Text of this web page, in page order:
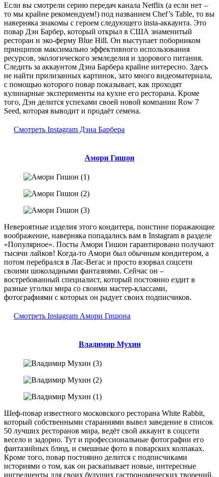
Если вы смотрели серию передач канала Netflix (а если нет –
то мы крайне рекомендуем!) под названием Chef’s Table, то вы
наверняка знакомы с героем следующего insta-аккаунта. Это
повар Дэн Барбер, который открыл в США знаменитый
ресторан и эко-ферму Blue Hill. Он выступает поборником
принципов максимально эффективного использования
ресурсов, экологического земледелия и здорового питания.
Следить за аккаунтом Дэна Барбера крайне интересно. Здесь
не найти прилизанных картинок, зато много видеоматериала,
с помощью которого повар показывает, как проходят
кулинарные эксперименты на кухне его ресторана. Кроме
того, Дэн делится успехами своей новой компании Row 7
Seed, которая выводит и продаёт семена.
Смотреть Instagram Дэна Барбера
Амори Гишон
Невероятные изделия этого кондитера, поистине поражающие
воображение, наверняка попадались вам в Instagram в разделе
«Популярное». Посты Амори Гишон гарантировано получают
тысячи лайков! Когда-то Амори был обычным кондитером, а
потом перебрался в Лас-Вегас и просто взорвал соцсети
своими шоколадными фантазиями. Сейчас он –
востребованный специалист, который постоянно ездит в
разные уголки мира со своими мастер-классами,
фотографиями с которых он радует своих подписчиков.
Смотреть Instagram Амори Гишона
Владимир Мухин
Шеф-повар известного московского ресторана White Rabbit,
который собственными стараниями вывел заведение в список
50 лучших ресторанов мира, ведёт свой аккаунт в соцсети
весело и задорно. Тут и профессиональные фотографии его
фантазийных блюд, и смешные фото в поварских колпаках.
Кроме того, повар постоянно делится с подписчиками
историями о том, как он раскапывает новые, интересные
ингредиенты для своих будущих гастрономических творений.